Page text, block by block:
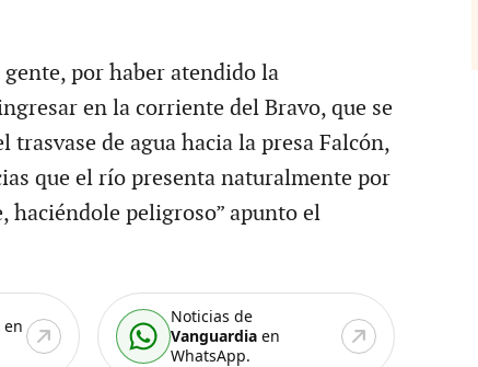
gente, por haber atendido la
en la corriente del Bravo, que se
trasvase de agua hacia la presa Falcón,
que el río presenta naturalmente por
haciéndole peligroso” apunto el
en
Noticias de
Vanguardia en
WhatsApp.